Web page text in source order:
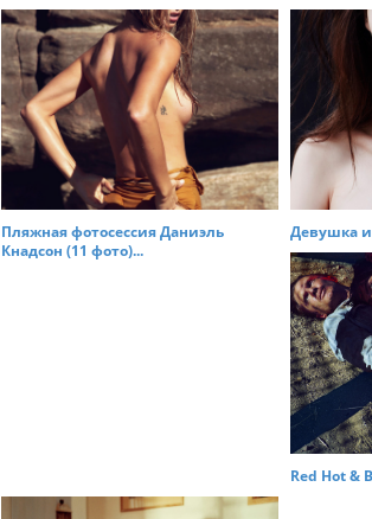
o
n
Пляжная фотосессия Даниэль
Кнадсон (11 фото)...
Девушка
Red Hot &